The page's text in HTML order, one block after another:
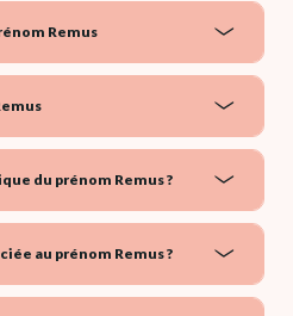
Remus
du prénom Remus ?
au prénom Remus ?